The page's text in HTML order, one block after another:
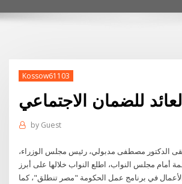
Kossow61103
للضمان الاجتماعي
by Guest
الدكتور مصطفى مدبولي، رئيس مجلس الوزراء،
أمام مجلس النواب، اطلع النواب خلالها على أبرز
في برنامج عمل الحكومة "مصر تنطلق"، كما